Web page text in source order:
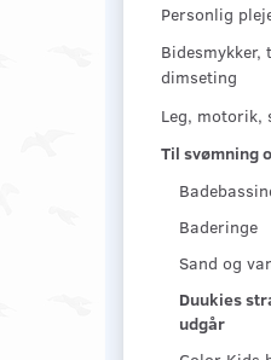
Personlig
Bidesmykker,
dimseting
Leg, motorik,
Til svømning
Baderinge
Sand og
Duukies
udgår